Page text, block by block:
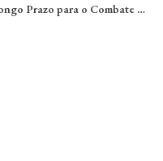
Prazo para o Combate …